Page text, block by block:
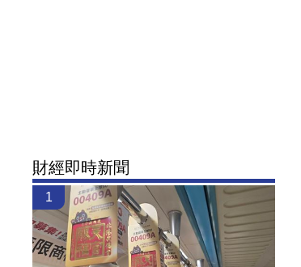
財經即時新聞
1